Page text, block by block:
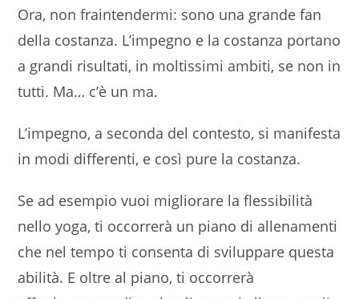
Ora, non fraintendermi: sono una grande fan
della costanza. L’impegno e la costanza portano
a grandi risultati, in moltissimi ambiti, se non in
tutti. Ma… c’è un ma.
L’impegno, a seconda del contesto, si manifesta
in modi differenti, e così pure la costanza.
Se ad esempio vuoi migliorare la flessibilità
nello yoga, ti occorrerà un piano di allenamenti
che nel tempo ti consenta di sviluppare questa
abilità. E oltre al piano, ti occorrerà